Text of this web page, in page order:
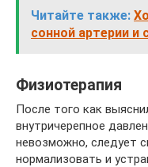
Читайте также:
сонной артерии и
Физиотерапия
После того как
внутричерепное
невозможно, следует
нормализовать и